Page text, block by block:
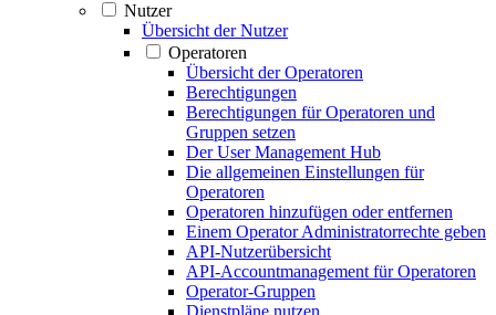
Nutzer
Übersicht der Nutzer
Operatoren
Übersicht der Operatoren
Berechtigungen
Berechtigungen für Operatoren und
Gruppen setzen
Der User Management Hub
Die allgemeinen Einstellungen für
Operatoren
Operatoren hinzufügen oder entfernen
Einem Operator Administratorrechte geben
API-Nutzerübersicht
API-Accountmanagement für Operatoren
Operator-Gruppen